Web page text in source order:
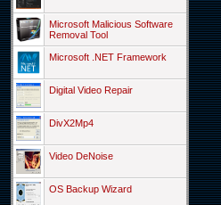
Microsoft Malicious Software
Removal Tool
Microsoft .NET Framework
Digital Video Repair
DivX2Mp4
Video DeNoise
OS Backup Wizard